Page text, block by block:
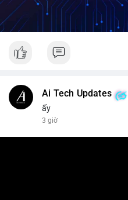
Ai Tech Updates
ấy
3 giờ